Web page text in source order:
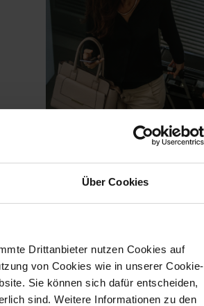
Über Cookies
Drittanbieter nutzen Cookies auf
von Cookies wie in unserer Cookie-
Sie können sich dafür entscheiden,
sind. Weitere Informationen zu den